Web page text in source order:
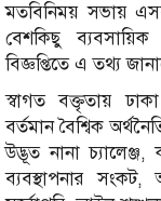
মতবিনিময় সভায়
বেশকিছু ব্যবসায়িক
বিজ্ঞপ্তিতে এ তথ্য
স্বাগত বক্তৃতায়
বর্তমান বৈশ্বিক
উদ্ভূত নানা
ব্যবস্থাপনার সংকট,